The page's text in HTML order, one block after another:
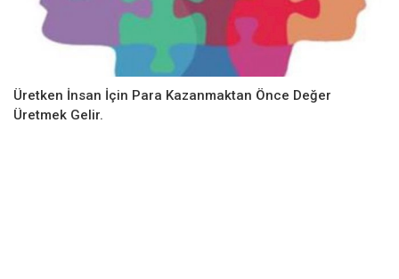
Üretken İnsan İçin Para Kazanmaktan Önce Değer
Üretmek Gelir.